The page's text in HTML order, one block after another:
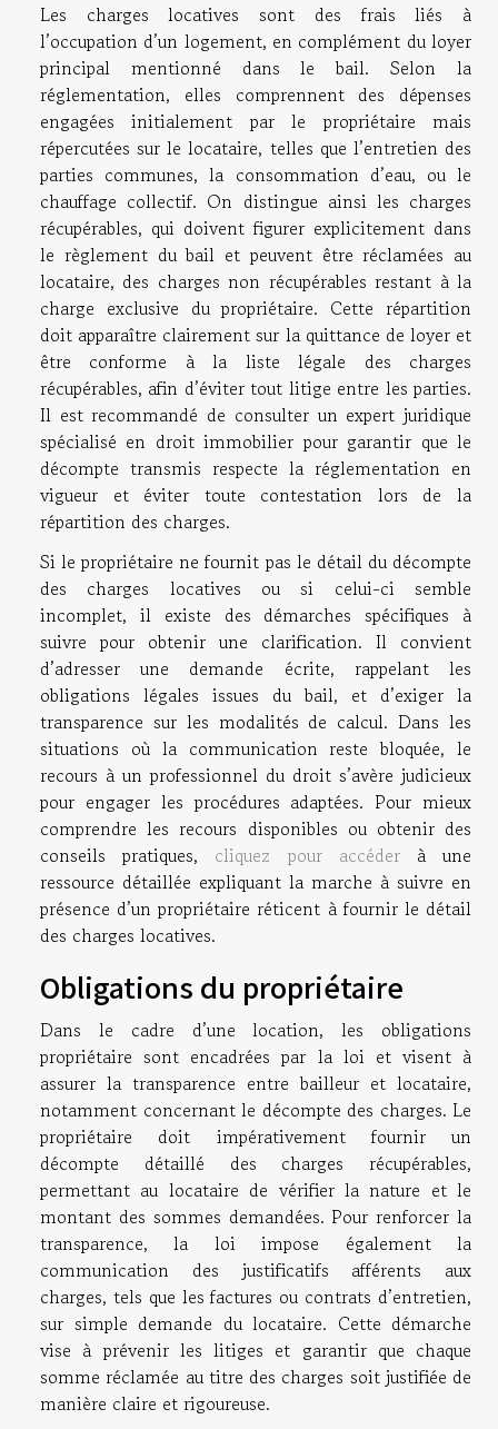
Les charges locatives sont des frais liés à
l’occupation d’un logement, en complément du loyer
principal mentionné dans le bail. Selon la
réglementation, elles comprennent des dépenses
engagées initialement par le propriétaire mais
répercutées sur le locataire, telles que l’entretien des
parties communes, la consommation d’eau, ou le
chauffage collectif. On distingue ainsi les charges
récupérables, qui doivent figurer explicitement dans
le règlement du bail et peuvent être réclamées au
locataire, des charges non récupérables restant à la
charge exclusive du propriétaire. Cette répartition
doit apparaître clairement sur la quittance de loyer et
être conforme à la liste légale des charges
récupérables, afin d’éviter tout litige entre les parties.
Il est recommandé de consulter un expert juridique
spécialisé en droit immobilier pour garantir que le
décompte transmis respecte la réglementation en
vigueur et éviter toute contestation lors de la
répartition des charges.
Si le propriétaire ne fournit pas le détail du décompte
des charges locatives ou si celui-ci semble
incomplet, il existe des démarches spécifiques à
suivre pour obtenir une clarification. Il convient
d’adresser une demande écrite, rappelant les
obligations légales issues du bail, et d’exiger la
transparence sur les modalités de calcul. Dans les
situations où la communication reste bloquée, le
recours à un professionnel du droit s’avère judicieux
pour engager les procédures adaptées. Pour mieux
comprendre les recours disponibles ou obtenir des
conseils pratiques, cliquez pour accéderà une
ressource détaillée expliquant la marche à suivre en
présence d’un propriétaire réticent à fournir le détail
des charges locatives.
Obligations du propriétaire
Dans le cadre d’une location, les obligations
propriétaire sont encadrées par la loi et visent à
assurer la transparence entre bailleur et locataire,
notamment concernant le décompte des charges. Le
propriétaire doit impérativement fournir un
décompte détaillé des charges récupérables,
permettant au locataire de vérifier la nature et le
montant des sommes demandées. Pour renforcer la
transparence, la loi impose également la
communication des justificatifs afférents aux
charges, tels que les factures ou contrats d’entretien,
sur simple demande du locataire. Cette démarche
vise à prévenir les litiges et garantir que chaque
somme réclamée au titre des charges soit justifiée de
manière claire et rigoureuse.